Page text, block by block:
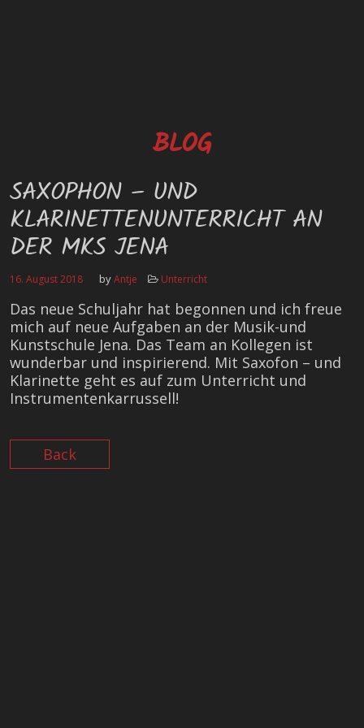
BLOG
SAXOPHON – UND
KLARINETTENUNTERRICHT AN
DER MKS JENA
16. August 2018 byAntje Unterricht
Das neue Schuljahr hat begonnen und ich freue
mich auf neue Aufgaben an der Musik-und
Kunstschule Jena. Das Team an Kollegen ist
wunderbar und inspirierend. Mit Saxofon – und
Klarinette geht es auf zum Unterricht und
Instrumentenkarrussell!
Back